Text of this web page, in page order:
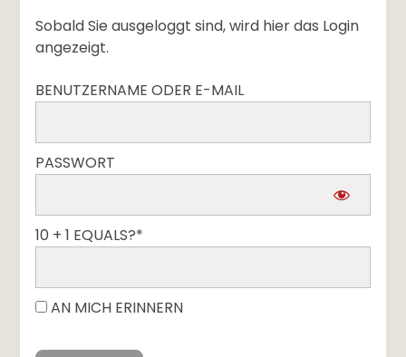
Sobald Sie ausgeloggt sind, wird hier das Login
angezeigt.
BENUTZERNAME ODER E-MAIL
PASSWORT
10 + 1 EQUALS?*
AN MICH ERINNERN